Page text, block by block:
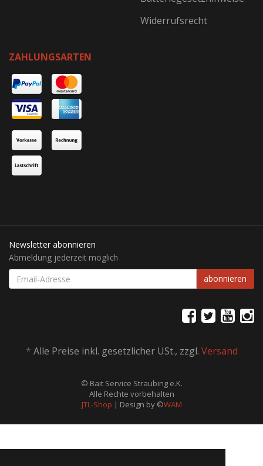
Widerrufsrecht
ZAHLUNGSARTEN
Newsletter abonnieren
Abmeldung jederzeit möglich
EMAIL-
ADRESSE
abonnieren
* Alle Preise inkl. gesetzlicher USt., zzgl. Versand
© Bait Service Straubing e.K.
Alle Rechte vorbehalten
JTL-Shop | Design by ©WAM